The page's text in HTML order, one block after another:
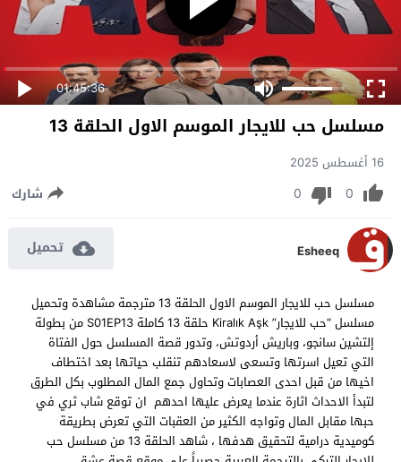
01:45:36
مسلسل حب للايجار الموسم الاول الحلقة 13
16 أغسطس 2025
0
0 شارك
Esheeq تحميل
مسلسل حب للايجار الموسم الاول الحلقة 13 مترجمة مشاهدة وتحميل
مسلسل “حب للايجار” Kiralık Aşk حلقة 13 كاملة S01EP13 من بطولة
إلتشين سانجو، وباريش أردوتش، وتدور قصة المسلسل حول الفتاة
التي تعيل اسرتها وتسعى لاسعادهم تنقلب حياتها بعد اختطاف
اخيها من قبل احدى العصابات وتحاول جمع المال المطلوب بكل الطرق
لتبدأ الاحداث اثارة عندما يعرض عليها احدهم ان توقع شاب ثري في
حبها مقابل المال وتواجه الكثير من العقبات التي تعرض بطريقة
كوميدية درامية لتحقيق هدفها ، شاهد الحلقة 13 من مسلسل حب